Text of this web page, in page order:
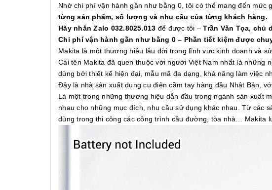
Nhờ chi phí vận hành gần như bằng 0, tôi có thể mang đến
từng sản phẩm, số lượng và nhu cầu của từng khách hàng.
Hãy nhắn Zalo 032.8025.013 để được tôi –Trần Văn Tọa, chủ
Chi phí vận hành gần như bằng 0 – Phần tiết kiệm được
Makita là một thương hiệu lâu đời trong lĩnh vực kinh doanh và
Cái tên Makita đã quen thuộc với người Việt Nam nhất là
dùng bởi thiết kế hiện đại, mẫu mã đa dạng, khả năng làm việc
Đây là nhà sản xuất dụng cụ điện cầm tay hàng đầu Nhật Bản,
Là một trong những thương hiệu dẫn đầu trong ngành sản xuất
nhau cho những mục đích, nhu cầu sử dụng khác nhau. Từ các
dùng trong thi công các công trình cầu đường, tòa nhà… Makita